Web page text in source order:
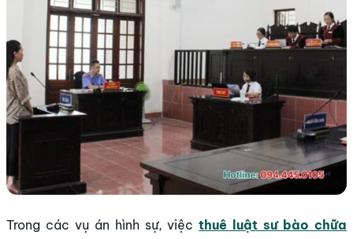
Trong các vụ án hình sự, việcthuê luật sư bào chữa